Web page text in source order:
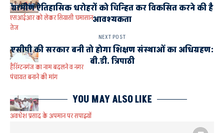
एसआईआर को लेकर सियासी घमासान
तेज
हैरिंग्टनगंज का नाम बदलने व नगर
पंचायत बनाने की मांग
अवधेश प्रसाद के अपमान पर सपाइयों
ग्रामीण ऐतिहासिक धरोहरों को चिन्हित कर विकसित करने की है
आवश्यकता
NEXT POST
एसीपी की सरकार बनी तो होगा शिक्षण संस्थाओं का अधिग्रहण:
बी.डी. त्रिपाठी
YOU MAY ALSO LIKE